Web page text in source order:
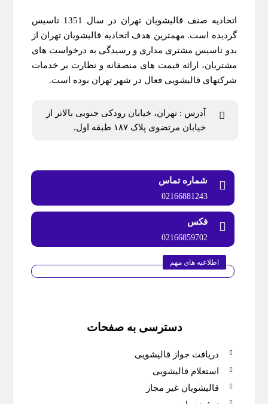
اتحادیه صنف قالیشویان تهران در سال 1351 تاسیس
گردیده است. مهمترین هدف اتحادیه قالیشویان تهران از
بدو تاسیس مشتری مداری و رسیدگی به درخواست های
مشتریان، ارائه قیمت های منصفانه و نظارت بر خدمات
شرکتهای قالیشویی فعال در شهر تهران بوده است.
آدرس : تهران، خیابان رودکی جنوبی بالاتر از
خیابان مرتضوی پلاک ۱۸۷ طبقه اول.
شماره تماس
02166881243
فکس
02166859702
اطلاعیه های مهم
دسترسی به صفحات
دریافت جواز قالیشویی
استعلام قالیشویی
قالیشویان غیر مجاز